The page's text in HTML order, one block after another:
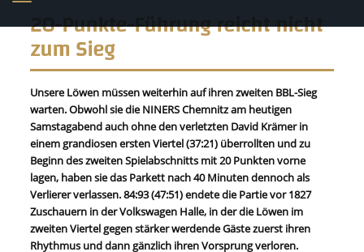
20-Punkte-Führung reicht nicht
zum Sieg
Unsere Löwen müssen weiterhin auf ihren zweiten BBL-Sieg
warten. Obwohl sie die NINERS Chemnitz am heutigen
Samstagabend auch ohne den verletzten David Krämer in
einem grandiosen ersten Viertel (37:21) überrollten und zu
Beginn des zweiten Spielabschnitts mit 20 Punkten vorne
lagen, haben sie das Parkett nach 40 Minuten dennoch als
Verlierer verlassen. 84:93 (47:51) endete die Partie vor 1827
Zuschauern in der Volkswagen Halle, in der die Löwen im
zweiten Viertel gegen stärker werdende Gäste zuerst ihren
Rhythmus und dann gänzlich ihren Vorsprung verloren.